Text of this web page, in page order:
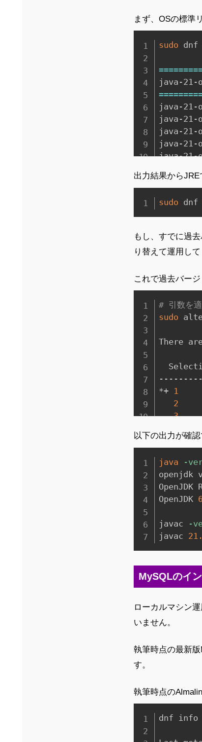
まず、OSの標準
sudo dnf
========
java-21-
========
java-21-
java-21-
java-21-
java-21-
java-21-
（以下略）
出力結果からJRE
sudo dnf
もし、すでに過
り替えて運用して
これで過去バー
# 引数を
sudo
There
*+ 1
2
3
Enter to
以下の出力が確
java
-
openjdk
OpenJDK
javac
-
javac
MySQLのイ
ローカルマシン
いません。
執筆時点の最新
す。
執筆時点の
dnf info